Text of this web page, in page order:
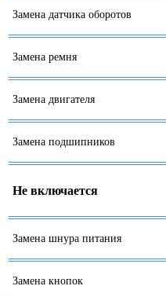
Замена датчика оборотов
Замена ремня
Замена двигателя
Замена подшипников
Не включается
Замена шнура питания
Замена кнопок